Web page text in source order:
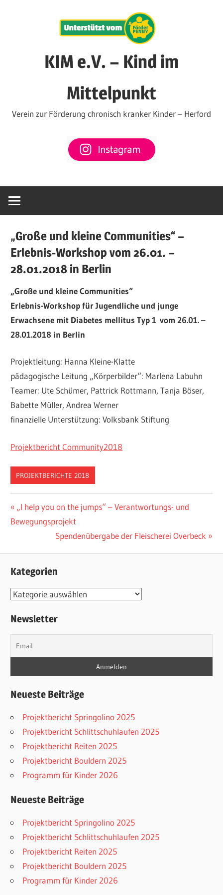
KIM e.V. – Kind im
Mittelpunkt
Verein zur Förderung chronisch kranker Kinder – Herford
„Große und kleine Communities“ –
Erlebnis-Workshop vom 26.01. –
28.01.2018 in Berlin
„Große und kleine Communities“
Erlebnis-Workshop für Jugendliche und junge
Erwachsene mit Diabetes mellitus Typ 1vom 26.01. –
28.01.2018 in Berlin
Projektleitung: Hanna Kleine-Klatte
pädagogische Leitung „Körperbilder“: Marlena Labuhn
Teamer: Ute Schümer, Pattrick Rottmann, Tanja Böser,
Babette Müller, Andrea Werner
finanzielle Unterstützung: Volksbank Stiftung
Projektbericht Community2018
PROJEKTBERICHTE 2018
Beitragsnavigation
Vorheriger
Beitrag:
„I help you on the jumps“ – Verantwortungs- und
Bewegungsprojekt
Nächster
Spendenübergabe der Fleischerei Overbeck
Kategorien
Kategorien
Newsletter
Neueste Beiträge
Projektbericht Springolino 2025
Projektbericht Schlittschuhlaufen 2025
Projektbericht Reiten 2025
Projektbericht Bouldern 2025
Programm für Kinder 2026
Neueste Beiträge
Projektbericht Springolino 2025
Projektbericht Schlittschuhlaufen 2025
Projektbericht Reiten 2025
Projektbericht Bouldern 2025
Programm für Kinder 2026